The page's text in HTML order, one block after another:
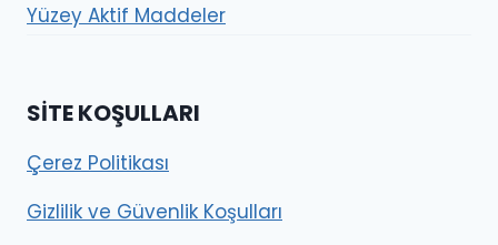
Yüzey Aktif Maddeler
SITE KOŞULLARI
Çerez Politikası
Gizlilik ve Güvenlik Koşulları